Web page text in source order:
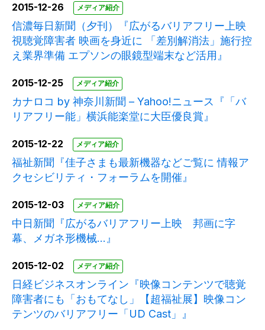
2015-12-26 メディア紹介
信濃毎日新聞（夕刊）『広がるバリアフリー上映
視聴覚障害者 映画を身近に 「差別解消法」施行控
え業界準備 エプソンの眼鏡型端末など活用』
2015-12-25 メディア紹介
カナロコ by 神奈川新聞 – Yahoo!ニュース『「バ
リアフリー能」横浜能楽堂に大臣優良賞』
2015-12-22 メディア紹介
福祉新聞『佳子さまも最新機器などご覧に 情報ア
クセシビリティ・フォーラムを開催』
2015-12-03 メディア紹介
中日新聞『広がるバリアフリー上映 邦画に字
幕、メガネ形機械…』
2015-12-02 メディア紹介
日経ビジネスオンライン『映像コンテンツで聴覚
障害者にも「おもてなし」【超福祉展】映像コン
テンツのバリアフリー「UD Cast」』